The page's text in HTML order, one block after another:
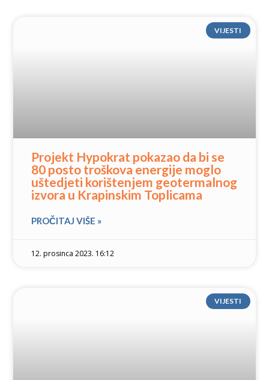
VIJESTI
Projekt Hypokrat pokazao da bi se
80 posto troškova energije moglo
uštedjeti korištenjem geotermalnog
izvora u Krapinskim Toplicama
PROČITAJ VIŠE »
12. prosinca 2023. 16:12
VIJESTI